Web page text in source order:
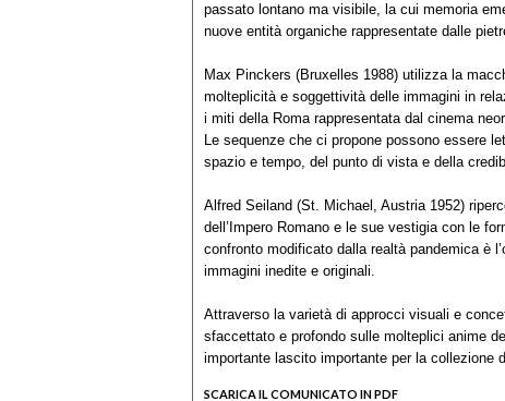
passato lontano ma visibile, la cui memoria
nuove entità organiche rappresentate dalle
Max Pinckers (Bruxelles 1988) utilizza la
molteplicità e soggettività delle immagini in
i miti della Roma rappresentata dal cinema
Le sequenze che ci propone possono essere
spazio e tempo, del punto di vista e della
Alfred Seiland (St. Michael, Austria 1952)
dell’Impero Romano e le sue vestigia con le
confronto modificato dalla realtà pandemica è
immagini inedite e originali.
Attraverso la varietà di approcci visuali e
sfaccettato e profondo sulle molteplici anime
importante lascito importante per la
SCARICA IL COMUNICATO IN PDF